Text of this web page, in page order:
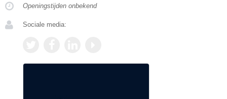
Openingstijden onbekend
Sociale media: